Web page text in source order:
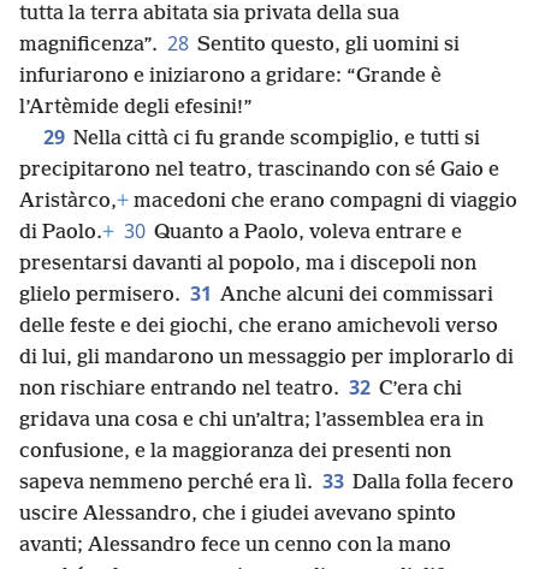
tutta la terra abitata sia privata della sua
magnificenza”. 28 Sentito questo, gli uomini si
infuriarono e iniziarono a gridare: “Grande è
l’Artèmide degli efesini!”
29 Nella città ci fu grande scompiglio, e tutti si
precipitarono nel teatro, trascinando con sé Gaio e
Aristàrco,+ macedoni che erano compagni di viaggio
di Paolo.+ 30 Quanto a Paolo, voleva entrare e
presentarsi davanti al popolo, ma i discepoli non
glielo permisero. 31 Anche alcuni dei commissari
delle feste e dei giochi, che erano amichevoli verso
di lui, gli mandarono un messaggio per implorarlo di
non rischiare entrando nel teatro. 32 C’era chi
gridava una cosa e chi un’altra; l’assemblea era in
confusione, e la maggioranza dei presenti non
sapeva nemmeno perché era lì. 33 Dalla folla fecero
uscire Alessandro, che i giudei avevano spinto
avanti; Alessandro fece un cenno con la mano